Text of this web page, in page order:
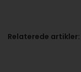
Relaterede artikler: